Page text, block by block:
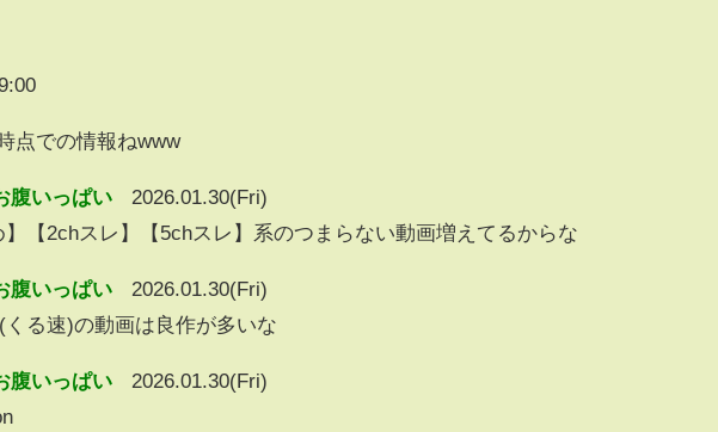
点での情報ねwww
腹いっぱい
2026.01.30(Fri)
【2chスレ】【5chスレ】系のつまらない動画増えてるからな
腹いっぱい
2026.01.30(Fri)
くる速)の動画は良作が多いな
腹いっぱい
2026.01.30(Fri)